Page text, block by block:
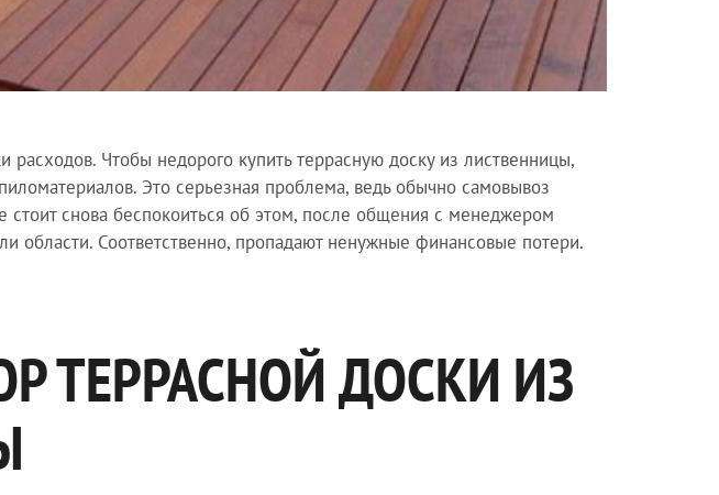
Чтобы недорого купить террасную доску из лиственницы,
Это серьезная проблема, ведь обычно самовывоз
стоит снова беспокоиться об этом, после общения с менеджером
области. Соответственно, пропадают ненужные финансовые потери.
ТЕРРАСНОЙ ДОСКИ ИЗ